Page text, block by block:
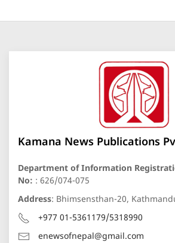
Kamana News Publications
Department of Information
No: : 626/074-075
Address: Bhimsensthan-20,
+977 01-5361179/5318990
enewsofnepal@gmail.com